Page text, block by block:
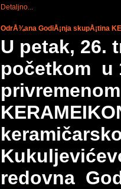
Detaljno...
OdrÅ¾ana GodiÅ¡nja skupÅ¡tina
U petak, 26.
početkom u
redovna